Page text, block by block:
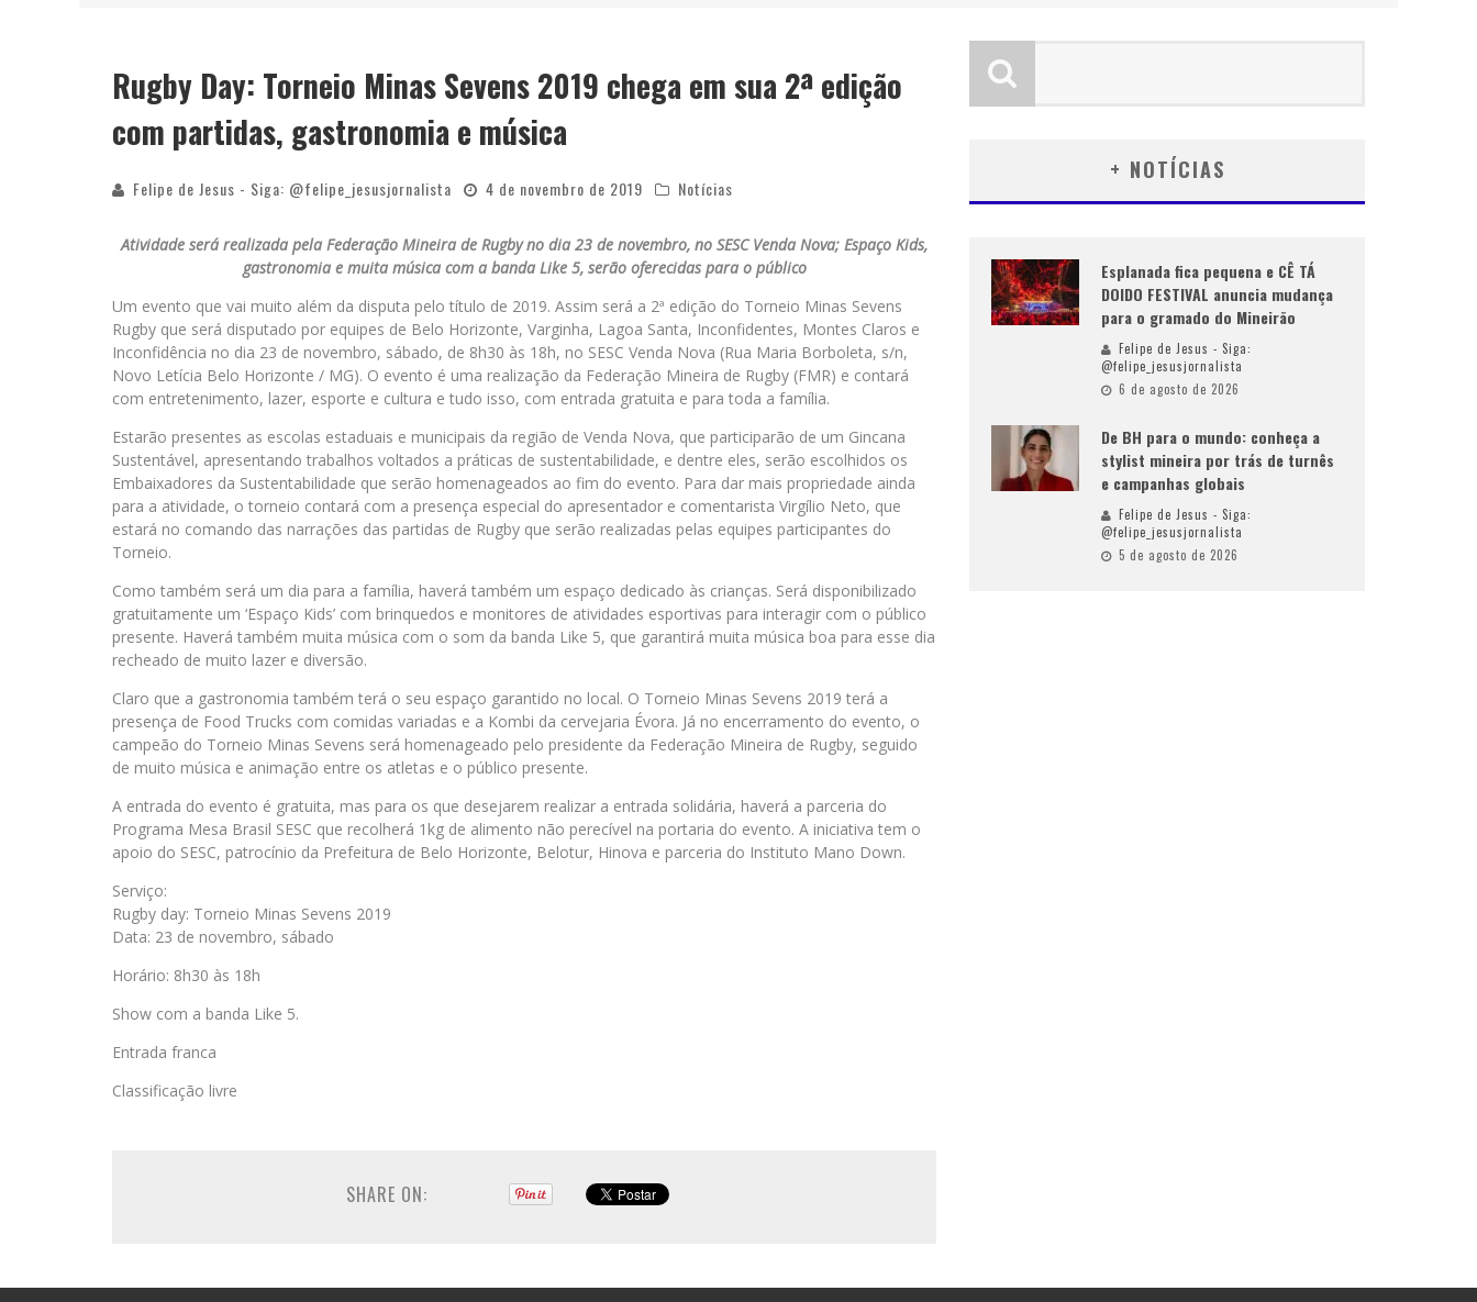
E
SPLANADA FICA PEQUENA E CÊ TÁ DOIDO FESTIVAL ANUNCIA MUDANÇA PARA O GRAMADO DO MINEIRÃO
Rugby Day: Torneio Minas Sevens 2019 chega em sua 2ª edição
com partidas, gastronomia e música
Felipe de Jesus - Siga: @felipe_jesusjornalista 4 de novembro de 2019 Notícias
Atividade será realizada pela Federação Mineira de Rugby no dia 23 de novembro, no SESC Venda Nova; Espaço Kids,
gastronomia e muita música com a banda Like 5, serão oferecidas para o público
Um evento que vai muito além da disputa pelo título de 2019. Assim será a 2ª edição do Torneio Minas Sevens
Rugby que será disputado por equipes de Belo Horizonte, Varginha, Lagoa Santa, Inconfidentes, Montes Claros e
Inconfidência no dia 23 de novembro, sábado, de 8h30 às 18h, no SESC Venda Nova (Rua Maria Borboleta, s/n,
Novo Letícia Belo Horizonte / MG). O evento é uma realização da Federação Mineira de Rugby (FMR) e contará
com entretenimento, lazer, esporte e cultura e tudo isso, com entrada gratuita e para toda a família.
Estarão presentes as escolas estaduais e municipais da região de Venda Nova, que participarão de um Gincana
Sustentável, apresentando trabalhos voltados a práticas de sustentabilidade, e dentre eles, serão escolhidos os
Embaixadores da Sustentabilidade que serão homenageados ao fim do evento. Para dar mais propriedade ainda
para a atividade, o torneio contará com a presença especial do apresentador e comentarista Virgílio Neto, que
estará no comando das narrações das partidas de Rugby que serão realizadas pelas equipes participantes do
Torneio.
Como também será um dia para a família, haverá também um espaço dedicado às crianças. Será disponibilizado
gratuitamente um ‘Espaço Kids’ com brinquedos e monitores de atividades esportivas para interagir com o público
presente. Haverá também muita música com o som da banda Like 5, que garantirá muita música boa para esse dia
recheado de muito lazer e diversão.
Claro que a gastronomia também terá o seu espaço garantido no local. O Torneio Minas Sevens 2019 terá a
presença de Food Trucks com comidas variadas e a Kombi da cervejaria Évora. Já no encerramento do evento, o
campeão do Torneio Minas Sevens será homenageado pelo presidente da Federação Mineira de Rugby, seguido
de muito música e animação entre os atletas e o público presente.
A entrada do evento é gratuita, mas para os que desejarem realizar a entrada solidária, haverá a parceria do
Programa Mesa Brasil SESC que recolherá 1kg de alimento não perecível na portaria do evento. A iniciativa tem o
apoio do SESC, patrocínio da Prefeitura de Belo Horizonte, Belotur, Hinova e parceria do Instituto Mano Down.
Serviço:
Rugby day: Torneio Minas Sevens 2019
Data: 23 de novembro, sábado
Horário: 8h30 às 18h
Show com a banda Like 5.
Entrada franca
Classificação livre
SHARE ON:
+ NOTÍCIAS
Esplanada fica pequena e CÊ TÁ
DOIDO FESTIVAL anuncia mudança
para o gramado do Mineirão
Felipe de Jesus - Siga:
@felipe_jesusjornalista
6 de agosto de 2026
De BH para o mundo: conheça a
stylist mineira por trás de turnês
e campanhas globais
Felipe de Jesus - Siga:
@felipe_jesusjornalista
5 de agosto de 2026